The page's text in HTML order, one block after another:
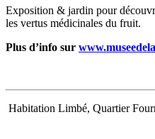
Exposition & jardin pour
les vertus médicinales du fruit.
Plus d’info sur
Habitation Limbé, Quartier